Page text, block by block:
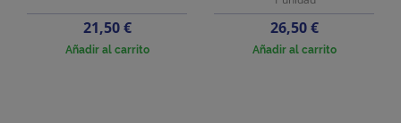
Precio
21,50 €
Añadir al carrito
Precio
26,50 €
Añadir al carrito